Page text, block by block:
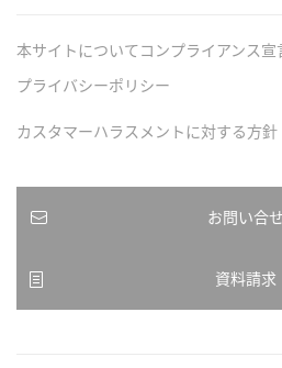
本サイトについてコンプライアンス宣
プライバシーポリシー
カスタマーハラスメントに対する方針
お問い合せ
資料請求